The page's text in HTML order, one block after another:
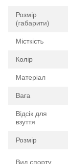
Розмір
(габарити)
Місткість
Колір
Матеріал
Вага
Відсік для
взуття
Розмір
Вид спорту